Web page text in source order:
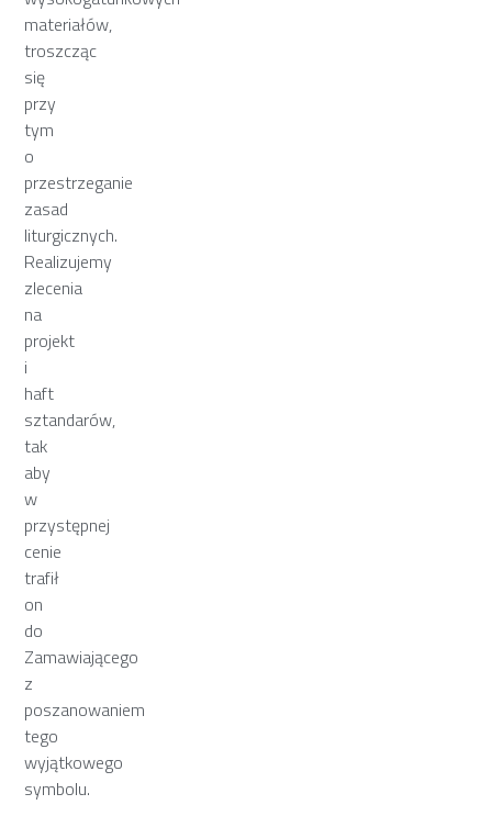
materiałów,
troszcząc
się
przy
tym
o
przestrzeganie
zasad
liturgicznych.
Realizujemy
zlecenia
na
projekt
i
haft
sztandarów,
tak
aby
w
przystępnej
cenie
trafił
on
do
Zamawiającego
z
poszanowaniem
tego
wyjątkowego
symbolu.